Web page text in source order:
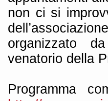
non ci si
organizzato
venatorio della
Programma